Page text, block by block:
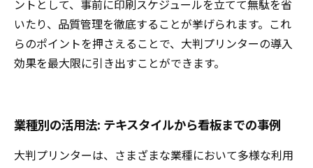
ントとして、事前に印刷スケジュールを立てて無駄を省
いたり、品質管理を徹底することが挙げられます。これ
らのポイントを押さえることで、大判プリンターの導入
効果を最大限に引き出すことができます。
業種別の活用法: テキスタイルから看板までの事例
大判プリンターは、さまざまな業種において多様な利用